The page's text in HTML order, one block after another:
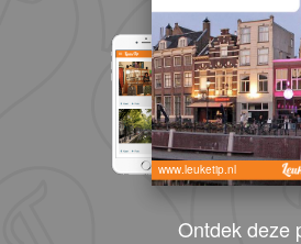
www.leuketip.nl
Ontdek deze